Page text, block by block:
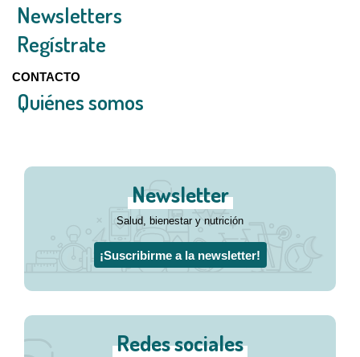
Newsletters
Regístrate
CONTACTO
Quiénes somos
Newsletter
Salud, bienestar y nutrición
¡Suscribirme a la newsletter!
Redes sociales